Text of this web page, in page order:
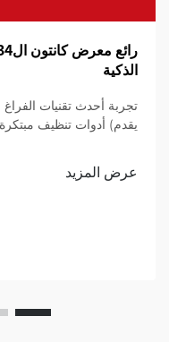
الذكية
يقدم) أدوات تنظيف مبتكرة
عرض المزيد